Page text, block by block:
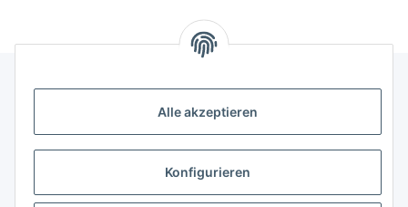
Alle akzeptieren
Konfigurieren